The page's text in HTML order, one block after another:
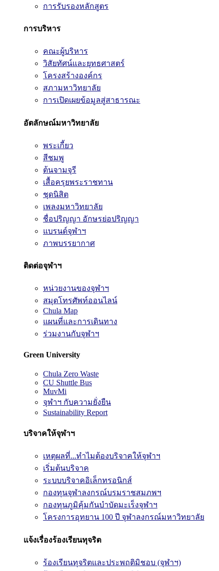
การรับรองหลักสูตร
การบริหาร
คณะผู้บริหาร
วิสัยทัศน์และยุทธศาสตร์
โครงสร้างองค์กร
สภามหาวิทยาลัย
การเปิดเผยข้อมูลสู่สาธารณะ
อัตลักษณ์มหาวิทยาลัย
พระเกี้ยว
สีชมพู
ต้นจามจุรี
เสื้อครุยพระราชทาน
ชุดนิสิต
เพลงมหาวิทยาลัย
ชื่อปริญญา อักษรย่อปริญญา
แบรนด์จุฬาฯ
ภาพบรรยากาศ
ติดต่อจุฬาฯ
หน่วยงานของจุฬาฯ
สมุดโทรศัพท์ออนไลน์
Chula Map
แผนที่และการเดินทาง
ร่วมงานกับจุฬาฯ
Green University
Chula Zero Waste
CU Shuttle Bus
MuvMi
จุฬาฯ กับความยั่งยืน
Sustainability Report
บริจาคให้จุฬาฯ
เหตุผลที่...ทำไมต้องบริจาคให้จุฬาฯ
เริ่มต้นบริจาค
ระบบบริจาคอิเล็กทรอนิกส์
กองทุนจุฬาลงกรณ์บรมราชสมภพฯ
กองทุนภูมิคุ้มกันบำบัดมะเร็งจุฬาฯ
โครงการอุทยาน 100 ปี จุฬาลงกรณ์มหาวิทยาลัย
แจ้งเรื่องร้องเรียนทุจริต
ร้องเรียนทุจริตและประพฤติมิชอบ (จุฬาฯ)